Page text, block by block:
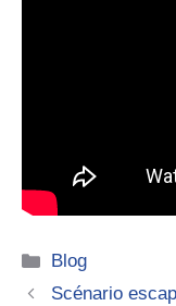
Catégories
Blog
Scénario